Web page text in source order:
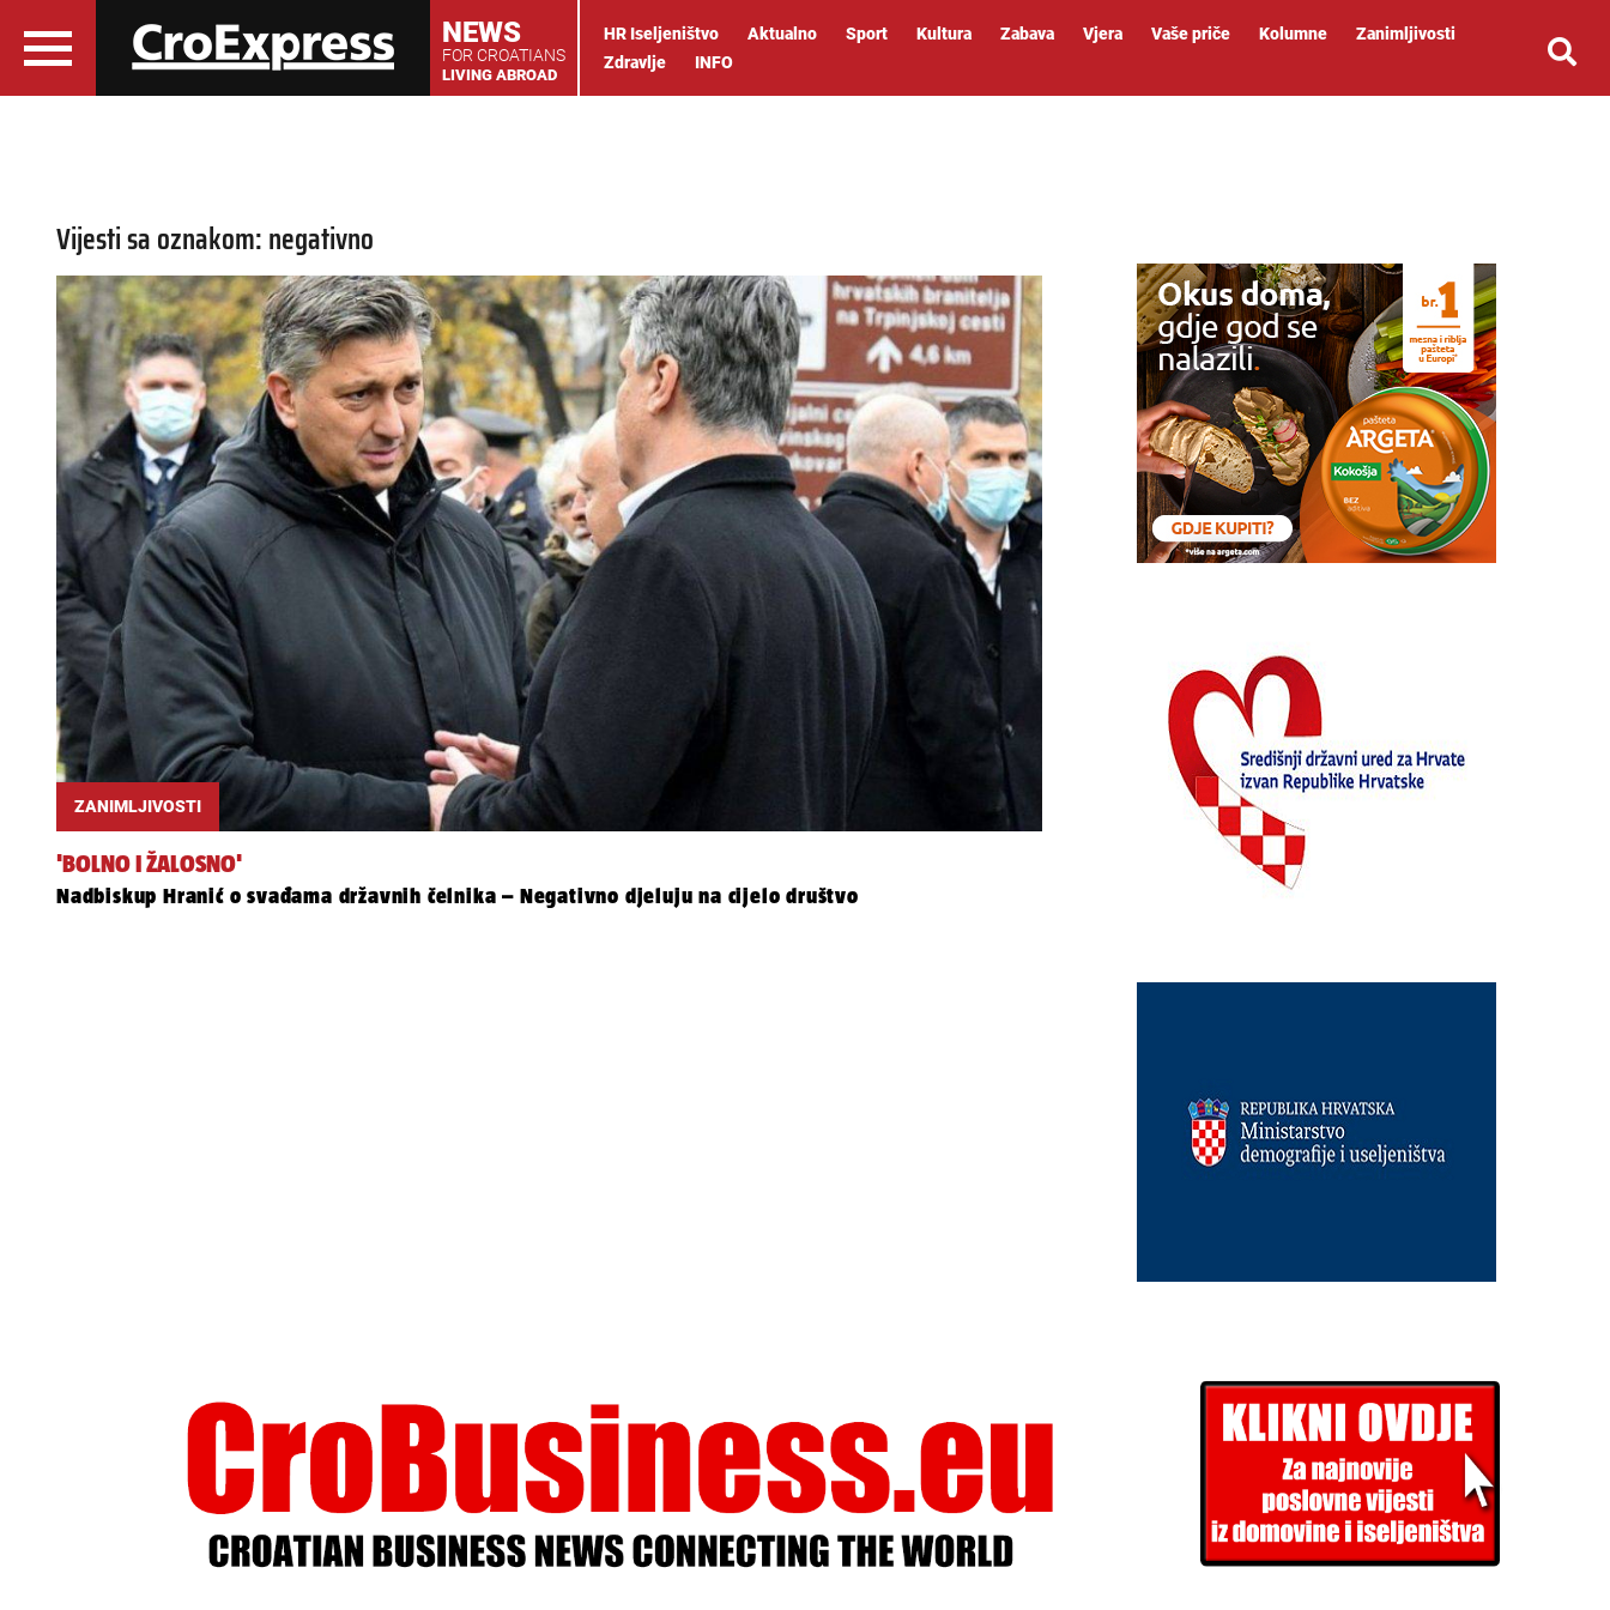
NEWS
FOR CROATIANS
LIVING ABROAD
HR Iseljeništvo Aktualno Sport Kultura Zabava Vjera Vaše priče Kolumne
Zanimljivosti
Zdravlje
INFO
Vijesti sa oznakom: negativno
ZANIMLJIVOSTI
'BOLNO I ŽALOSNO'
Nadbiskup Hranić o svađama državnih čelnika – Negativno djeluju na cijelo društvo